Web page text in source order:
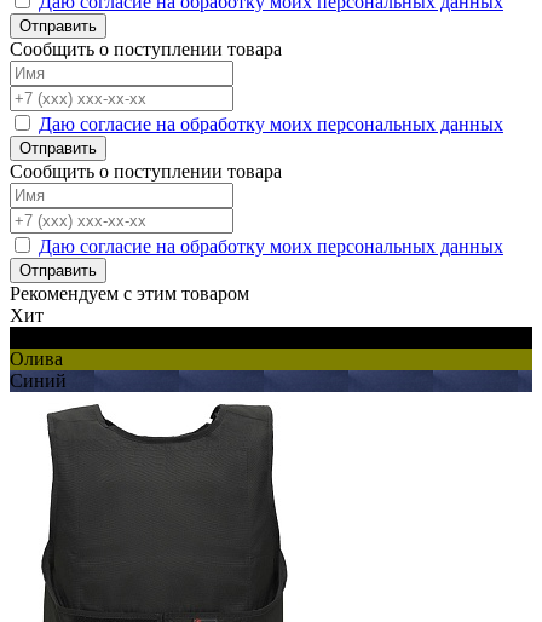
Отправить
Сообщить о поступлении товара
Даю согласие на обработку моих персональных данных
Отправить
Сообщить о поступлении товара
Даю согласие на обработку моих персональных данных
Отправить
Рекомендуем с этим товаром
Хит
Олива
Синий